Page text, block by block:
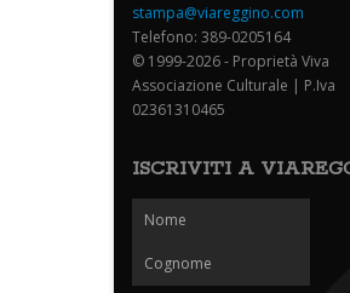
stampa@viareggino.com
Telefono: 389-0205164
© 1999-2026 - Proprietà Viva
Associazione Culturale | P.Iva
02361310465
ISCRIVITI A